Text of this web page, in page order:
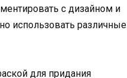
с дизайном и
использовать различные
для придания